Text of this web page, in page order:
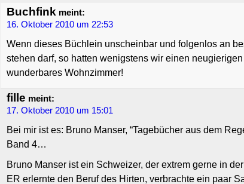
Buchfink meint:
16. Oktober 2010 um 22:53
Wenn dieses Büchlein unscheinbar und folgenlos an
stehen darf, so hatten wenigstens wir einen
wunderbares Wohnzimmer!
fille meint:
17. Oktober 2010 um 15:01
Bei mir ist es: Bruno Manser, “Tagebücher aus dem
Band 4…
Bruno Manser ist ein Schweizer, der extrem gerne in
ER erlernte den Beruf des Hirten, verbrachte ein paar